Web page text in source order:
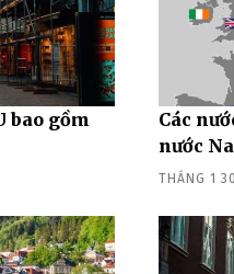
bao gồm
Các
nước
THÁNG 1